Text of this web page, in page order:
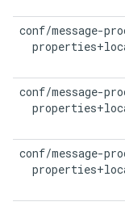
conf/message-
conf/message-
conf/message-